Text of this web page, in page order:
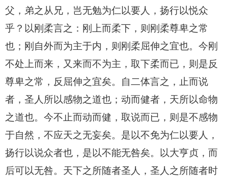
父，弟之从兄，岂无勉为仁以要人，扬行以悦众
乎？以刚柔言之：刚上而柔下，则刚柔尊卑之常
也；刚自外而为主于内，则刚柔屈伸之宜也。今刚
不处上而来，又来而不为主，取下柔而已，则是反
尊卑之常，反屈伸之宜矣。自二体言之，止而说
者，圣人所以感物之道也；动而健者，天所以命物
之道也。今不止而动而健，取说而已，则是不感物
于自然，不应天之无妄矣。是以不免为仁以要人，
扬行以说众者也，是以不能无咎矣。以大亨贞，而
后可以无咎。天下之所随者圣人，圣人之所随者时